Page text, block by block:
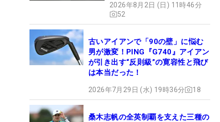
2026年8月2日 (日) 11時46分
52
古いアイアンで「90の壁」に悩む
男が激変！PING『G740』アイアン
が引き出す“反則級”の寛容性と飛び
は本当だった！
2026年7月29日 (水) 19時36分 18
桑木志帆の全英制覇を支えた三種の